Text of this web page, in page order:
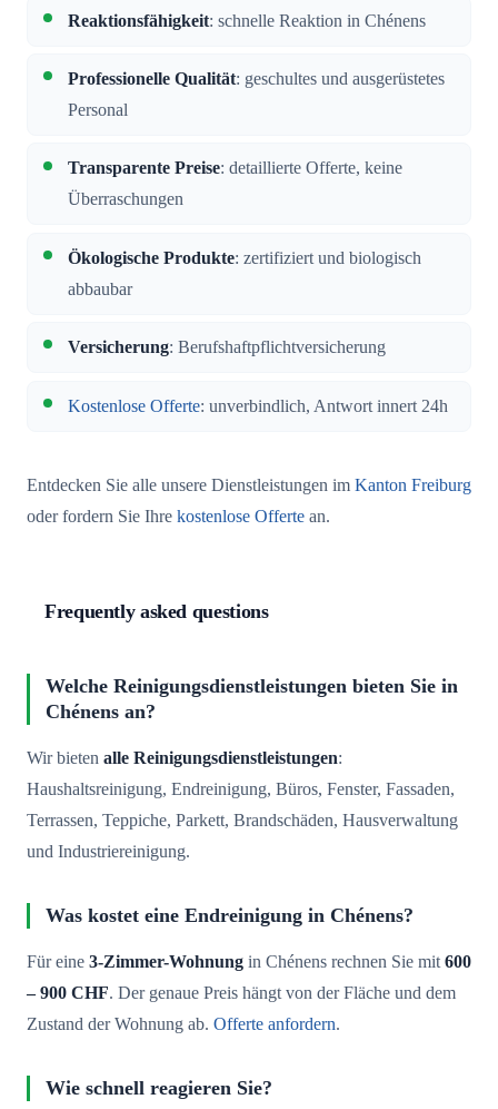
Reaktionsfähigkeit: schnelle Reaktion in Chénens
Professionelle Qualität: geschultes und ausgerüstetes
Personal
Transparente Preise: detaillierte Offerte, keine
Überraschungen
Ökologische Produkte: zertifiziert und biologisch
abbaubar
Versicherung: Berufshaftpflichtversicherung
Kostenlose Offerte: unverbindlich, Antwort innert 24h
Entdecken Sie alle unsere Dienstleistungen im Kanton Freiburg
oder fordern Sie Ihre kostenlose Offerte an.
Frequently asked questions
Welche Reinigungsdienstleistungen bieten Sie in
Chénens an?
Wir bieten alle Reinigungsdienstleistungen:
Haushaltsreinigung, Endreinigung, Büros, Fenster, Fassaden,
Terrassen, Teppiche, Parkett, Brandschäden, Hausverwaltung
und Industriereinigung.
Was kostet eine Endreinigung in Chénens?
Für eine 3-Zimmer-Wohnung in Chénens rechnen Sie mit600
– 900 CHF. Der genaue Preis hängt von der Fläche und dem
Zustand der Wohnung ab. Offerte anfordern.
Wie schnell reagieren Sie?